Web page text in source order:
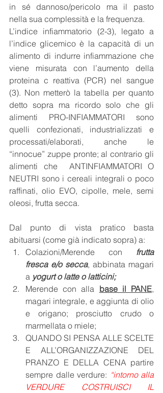
in sé dannoso/pericolo ma il pasto
nella sua complessità e la frequenza.
L’indice infiammatorio (2-3), legato a
l’indice glicemico è la capacità di un
alimento di indurre infiammazione che
viene misurata con l’aumento della
proteina c reattiva (PCR) nel sangue
(3). Non metterò la tabella per quanto
detto sopra ma ricordo solo che gli
alimenti PRO-INFIAMMATORI sono
quelli confezionati, industrializzati e
processati/elaborati, anche le
“innocue” zuppe pronte; al contrario gli
alimenti che  ANTINFIAMMATORI O
NEUTRI sono i cereali integrali o poco
raffinati, olio EVO, cipolle, mele, semi
oleosi, frutta secca.
Dal punto di vista pratico basta
abituarsi (come già indicato sopra) a:
Colazioni/Merende con frutta
fresca e/o secca, abbinata magari
a yogurt o latte o latticini;
Merende con alla base il PANE,
magari integrale, e aggiunta di olio
e origano; prosciutto crudo o
marmellata o miele;
QUANDO SI PENSA ALLE SCELTE
E ALL’ORGANIZZAZIONE DEL
PRANZO E DELLA CENA partire
sempre dalle verdure: “intorno alla
VERDURE COSTRUISCI IL